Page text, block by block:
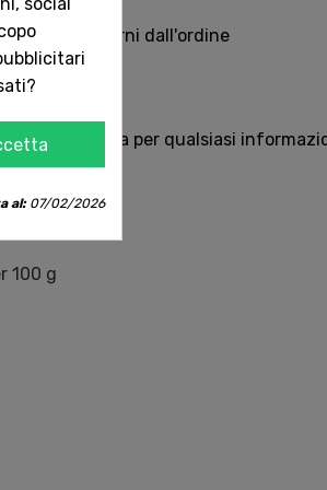
Italia in 5 giorni dall'ordine
oppure chiama per qualsiasi
100 g
al:07/02/2026